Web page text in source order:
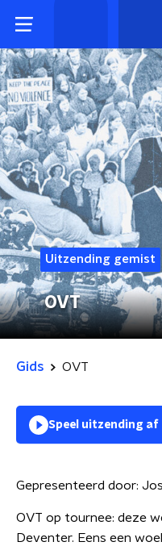
Uitzending gemist
OVT
Gids OVT
Speel uitzending af
Gepresenteerd door:
OVT op tournee: deze
Deventer. Eens een